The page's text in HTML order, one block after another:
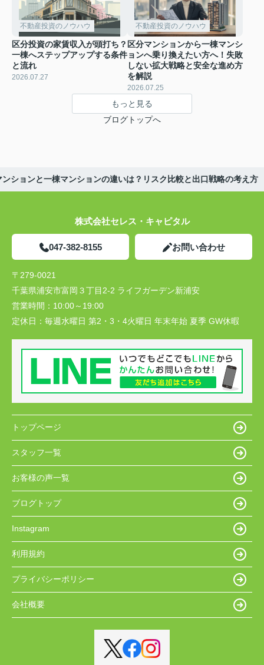
不動産投資のノウハウ
区分投資の家賃収入が頭打ち？
一棟へステップアップする条件
と流れ
2026.07.27
不動産投資のノウハウ
区分マンションから一棟マンシ
ョンへ乗り換えたい方へ！失敗
しない拡大戦略と安全な進め方
を解説
2026.07.25
もっと見る
ブログトップへ
ンションと一棟マンションの違いは？リスク比較と出口戦略の考え方
株式会社セレス・キャピタル
047-382-8155 お問い合わせ
〒279-0021
千葉県浦安市富岡３丁目2-2 ライフガーデン新浦安
営業時間： 10:00～19:00
定休日： 毎週水曜日 第2・3・4火曜日 年末年始 夏季 GW休暇
トップページ
スタッフ一覧
お客様の声一覧
ブログトップ
Instagram
利用規約
プライバシーポリシー
会社概要